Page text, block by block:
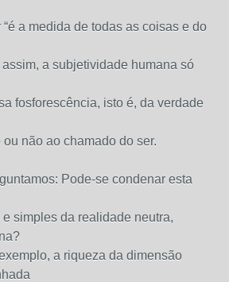
“é a medida de todas as coisas e do
a subjetividade humana só
fosforescência, isto é, da verdade
não ao chamado do ser.
Pode-se condenar esta
simples da realidade neutra,
a riqueza da dimensão